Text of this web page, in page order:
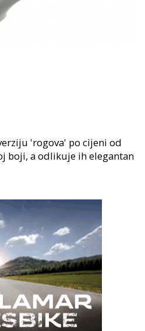
'rogova' po cijeni od
boji, a odlikuje ih elegantan